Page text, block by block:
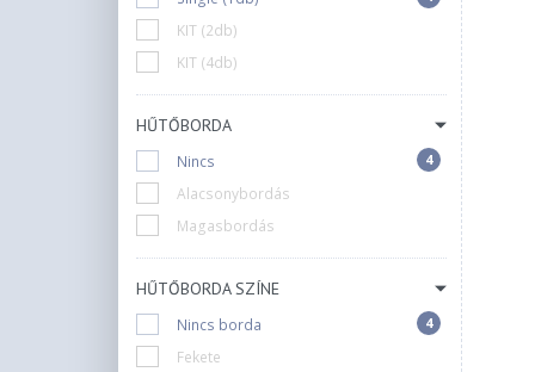
3600 MHz
4000 MHz
4800 MHz
6800 MHz
5200 MHz
7600 MHz
5600 MHz
6000 MHz
6400 MHz
KIT (2db)
KIT (4db)
HŰTŐBORDA
Nincs 4
Alacsonybordás
Magasbordás
HŰTŐBORDA SZÍNE
Nincs borda 4
Fekete